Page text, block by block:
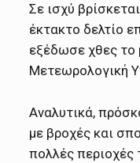
Σε ισχύ
έκτακτο δελτίο
εξέδωσε χθες το
Μετεωρολογική
Αναλυτικά,
με βροχές και
πολλές περιοχές